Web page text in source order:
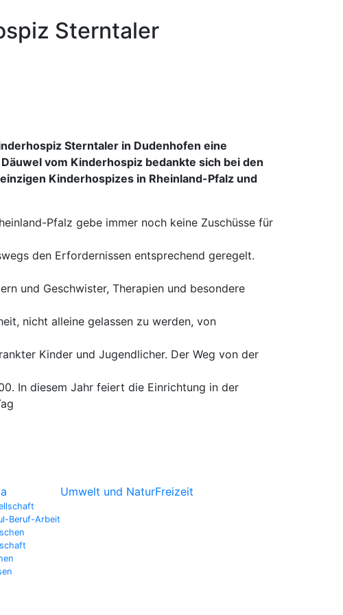
Sterntaler
Sterntaler in Dudenhofen eine
vom Kinderhospiz bedankte sich bei den
Kinderhospizes in Rheinland-Pfalz und
Pfalz gebe immer noch keine Zuschüsse für
den Erfordernissen entsprechend geregelt.
und Geschwister, Therapien und besondere
nicht alleine gelassen zu werden, von
Kinder und Jugendlicher. Der Weg von der
In diesem Jahr feiert die Einrichtung in der
Beruf-Arbeit
Umwelt und NaturFreizeit